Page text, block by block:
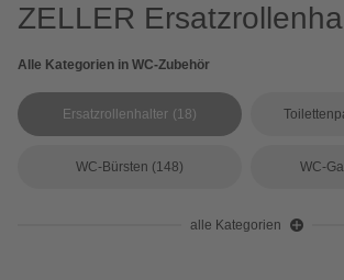
ZELLER
Alle Kategorien in WC-Zubehör
Ersatzrollenhalter (18)
WC-Bürsten (148) WC-
alle Kategorien